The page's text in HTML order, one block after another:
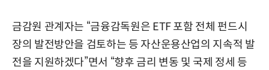
금감원 관계자는 “금융감독원은 ETF 포함 전체 펀드시
장의 발전방안을 검토하는 등 자산운용산업의 지속적 발
전을 지원하겠다”면서 “향후 금리 변동 및 국제 정세 등